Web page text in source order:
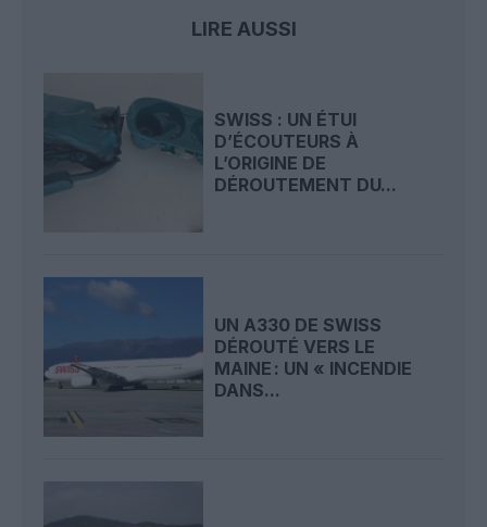
LIRE AUSSI
SWISS : UN ÉTUI
D’ÉCOUTEURS À
L’ORIGINE DE
DÉROUTEMENT DU...
UN A330 DE SWISS
DÉROUTÉ VERS LE
MAINE : UN « INCENDIE
DANS...